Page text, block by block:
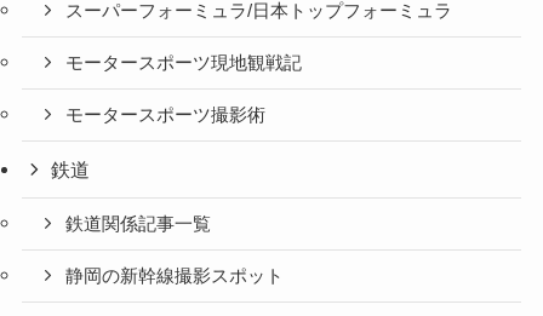
スーパーフォーミュラ/日本トップフォーミュラ
モータースポーツ現地観戦記
モータースポーツ撮影術
鉄道
鉄道関係記事一覧
静岡の新幹線撮影スポット